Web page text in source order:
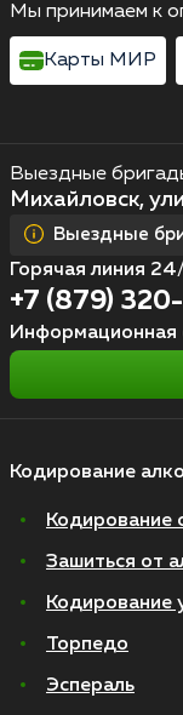
Кодирование
Кодирование
Зашиться от
Кодирование
Торпедо
Эспераль
Выездные
Михайловск,
Выездные
Горячая линия
+7 (879)
Информационная
Мы принимаем к
Карты МИР